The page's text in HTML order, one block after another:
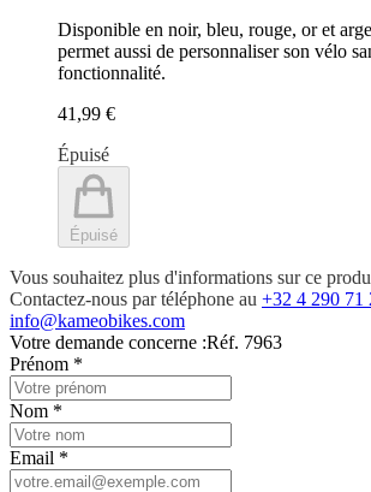
Disponible en noir, bleu, rouge, or et
permet aussi de personnaliser son vélo
fonctionnalité.
41,99 €
Épuisé
Épuisé
Vous souhaitez plus d'informations sur ce
Contactez-nous par téléphone au +32 4 290 71
info@kameobikes.com
Votre demande concerne :Réf. 7963
Prénom *
Nom *
Email *